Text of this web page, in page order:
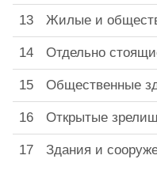
13 Жилые и
14 Отдельно
15 Общественные
16 Открытые
17 Здания и